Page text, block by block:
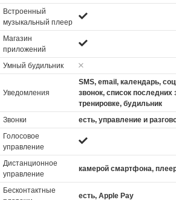
Встроенный
музыкальный плеер
Магазин
приложений
Умный будильник
Уведомления
SMS, email, календарь,
звонок, список последних
тренировке, будильник
Звонки
есть, управление и
Голосовое
управление
Дистанционное
управление
камерой смартфона,
Бесконтактные
есть, Apple Pay